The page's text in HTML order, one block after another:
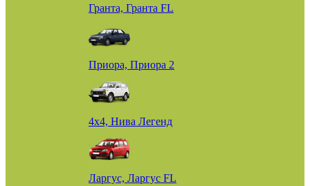
Гранта, Гранта FL
Приора, Приора 2
4х4, Нива Легенд
Ларгус, Ларгус FL